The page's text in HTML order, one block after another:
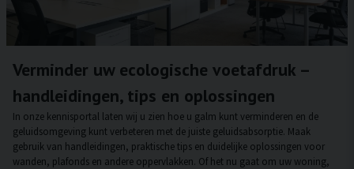
Verminder uw ecologische voetafdruk –
handleidingen, tips en oplossingen
In onze kennisportal laten wij u zien hoe u galm kunt verminderen en de
geluidsomgeving kunt verbeteren met de juiste geluidsabsorptie. Maak
gebruik van handleidingen, praktische tips en duidelijke oplossingen voor
wanden, plafonds en andere oppervlakken. Of het nu gaat om uw woning,